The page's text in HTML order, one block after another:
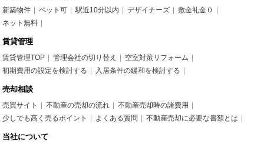
新築物件 ペット可 駅近10分以内 デザイナーズ
敷金礼金０
ネット無料
賃貸管理
賃貸管理TOP 管理会社の切り替え
空室対策リフォーム
初期費用の設定を検討する
入居条件の緩和を検討する
売却相談
売買サイト 不動産の売却の流れ
不動産売却時の諸費用
少しでも高く売るポイント
よくある質問 不動産売却に必要な書類とは
当社について